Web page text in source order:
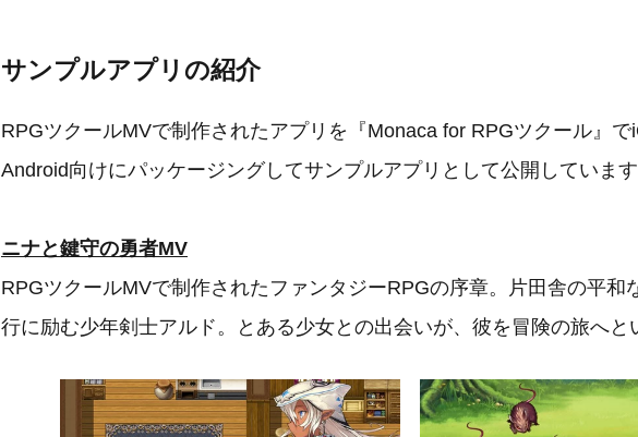
サンプルアプリの紹介
RPGツクールMVで制作されたアプリを『Monaca for RPGツクール』で
Android向けにパッケージングしてサンプルアプリとして公開しています
ニナと鍵守の勇者MV
RPGツクールMVで制作されたファンタジーRPGの序章。片田舎の平和
行に励む少年剣士アルド。とある少女との出会いが、彼を冒険の旅へと